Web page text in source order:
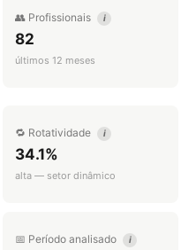
👥 Profissionais i
82
últimos 12 meses
🔁 Rotatividade i
34.1%
alta — setor dinâmico
📅 Período analisado i